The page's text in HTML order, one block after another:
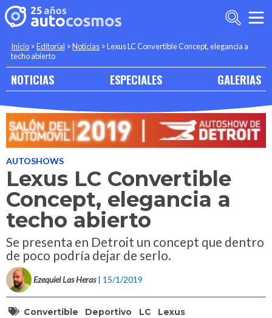
Inicio >Editorial >Noticias >Lexus LC Convertible Concept, elegancia a
techo abierto
NOTICIAS ESPECIALES GALERIAS
AUTOSHOWS
Lexus LC Convertible
Concept, elegancia a
techo abierto
Se presenta en Detroit un concept que dentro
de poco podría dejar de serlo.
Ezequiel Las Heras | 15/1/2019
Convertible Deportivo LC
Lexus